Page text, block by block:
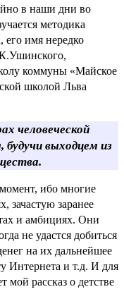
в наши дни во
методика
его имя нередко
коммуны «Майское
школой Льва
человеческой
будучи выходцем из
ибо многие
зачастую заранее
и амбициях. Они
не удастся добиться
на их дальнейшее
Интернета и т.д. И для
мой рассказ о детстве